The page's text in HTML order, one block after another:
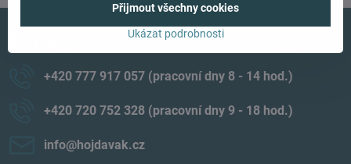
+420 777 917 057 (pracovní dny 8 - 14 hod​.)
+420 720 752 328 (pracovní dny 9 - 18 hod​.)
info​@hojdavak​.cz
Ukázat podrobnosti
Přijmout všechny cookies